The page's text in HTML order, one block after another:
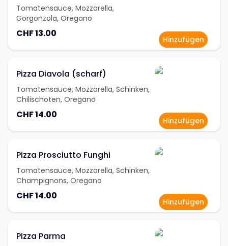
Tomatensauce, Mozzarella,
Gorgonzola, Oregano
CHF 13.00
Hinzufügen
Pizza Diavola (scharf)
Tomatensauce, Mozzarella, Schinken,
Chilischoten, Oregano
CHF 14.00
Hinzufügen
Pizza Prosciutto Funghi
Tomatensauce, Mozzarella, Schinken,
Champignons, Oregano
CHF 14.00
Hinzufügen
Pizza Parma